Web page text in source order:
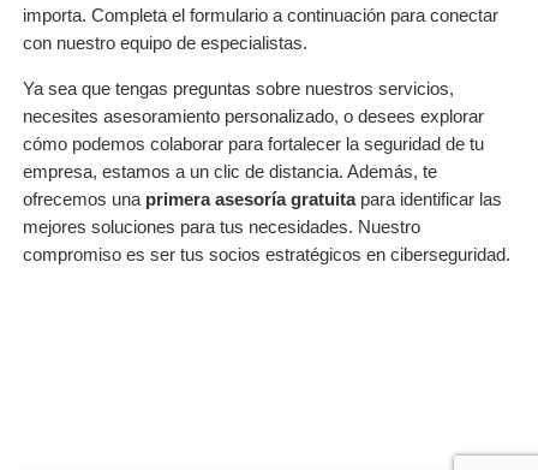
importa. Completa el formulario a continuación para conectar
con nuestro equipo de especialistas.
Ya sea que tengas preguntas sobre nuestros servicios,
necesites asesoramiento personalizado, o desees explorar
cómo podemos colaborar para fortalecer la seguridad de tu
empresa, estamos a un clic de distancia. Además, te
ofrecemos una primera asesoría gratuitapara identificar las
mejores soluciones para tus necesidades. Nuestro
compromiso es ser tus socios estratégicos en ciberseguridad.